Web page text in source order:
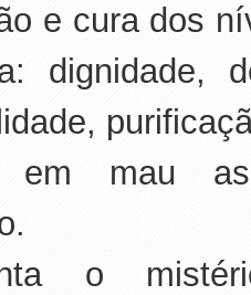
e cura dos
dignidade,
em mau
o